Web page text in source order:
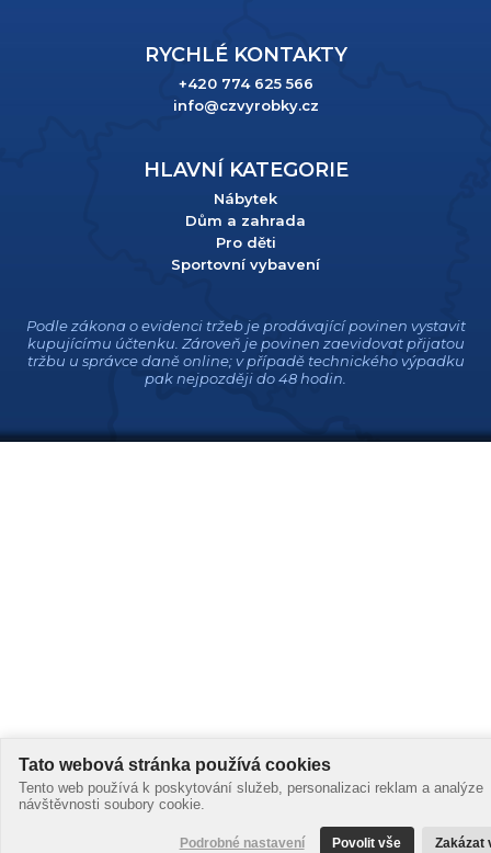
RYCHLÉ KONTAKTY
+420 774 625 566
info@czvyrobky.cz
HLAVNÍ KATEGORIE
Nábytek
Dům a zahrada
Pro děti
Sportovní vybavení
Podle zákona o evidenci tržeb je prodávající povinen vystavit
kupujícímu účtenku. Zároveň je povinen zaevidovat přijatou
tržbu u správce daně online; v případě technického výpadku
pak nejpozději do 48 hodin.
Tato webová stránka používá cookies
Tento web používá k poskytování služeb, personalizaci reklam a analýze
návštěvnosti soubory cookie.
Podrobné nastavení Povolit vše Zakázat